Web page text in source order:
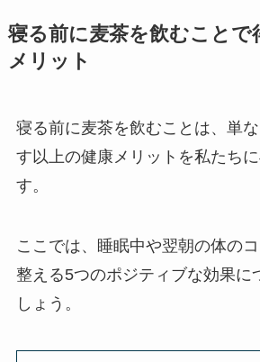
寝る前に麦茶を飲むことで
メリット
寝る前に麦茶を飲むことは、単
す以上の健康メリットを私たち
す。
ここでは、睡眠中や翌朝の体の
整える5つのポジティブな効果に
しょう。